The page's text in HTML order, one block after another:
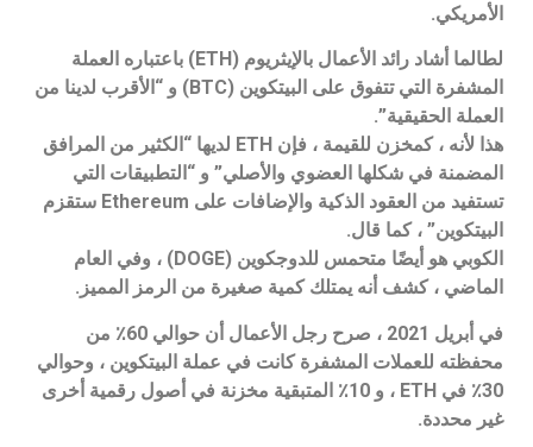
الأمريكي.
لطالما أشاد رائد الأعمال بالإيثريوم (ETH) باعتباره العملة
المشفرة التي تتفوق على البيتكوين (BTC) و “الأقرب لدينا من
العملة الحقيقية”.
هذا لأنه ، كمخزن للقيمة ، فإن ETH لديها “الكثير من المرافق
المضمنة في شكلها العضوي والأصلي” و “التطبيقات التي
تستفيد من العقود الذكية والإضافات على Ethereum ستقزم
البيتكوين” ، كما قال.
الكوبي هو أيضًا متحمس للدوجكوين (DOGE) ، وفي العام
الماضي ، كشف أنه يمتلك كمية صغيرة من الرمز المميز.
في أبريل 2021 ، صرح رجل الأعمال أن حوالي 60٪ من
محفظته للعملات المشفرة كانت في عملة البيتكوين ، وحوالي
30٪ في ETH ، و 10٪ المتبقية مخزنة في أصول رقمية أخرى
غير محددة.